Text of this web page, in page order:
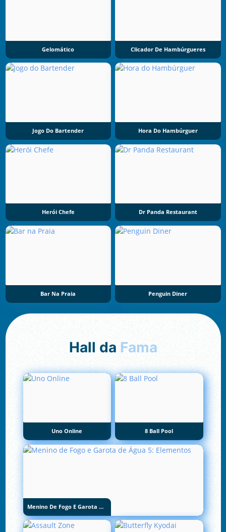
Gelomático Clicador De Hambúrgueres
Jogo Do Bartender Hora Do Hambúrguer
Herói Chefe Dr Panda Restaurant
Bar Na Praia Penguin Diner
Hall da Fama
Uno Online 8 Ball Pool
Menino De Fogo E Garota De Água 5: Elementos